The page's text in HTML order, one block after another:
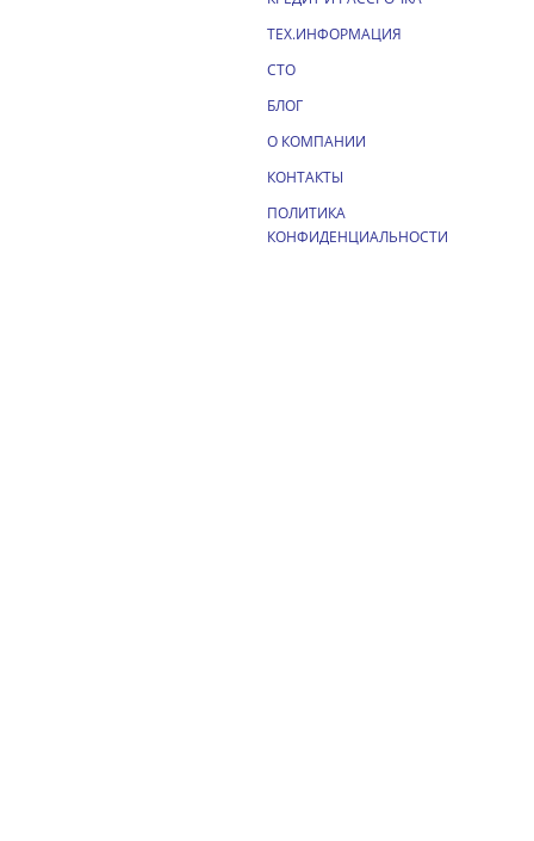
ТЕХ.ИНФОРМАЦИЯ
СТО
БЛОГ
О КОМПАНИИ
КОНТАКТЫ
ПОЛИТИКА
КОНФИДЕНЦИАЛЬНОСТИ